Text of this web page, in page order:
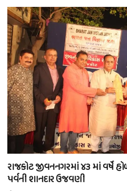
રાજકોટ જીવનનગરમાં ૪૩ માં વર્ષે
પર્વની શાનદાર ઉજવણી